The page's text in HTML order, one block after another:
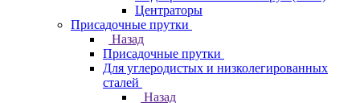
Центраторы
Присадочные прутки
Назад
Присадочные прутки
Для углеродистых и низколегированных
сталей
Назад